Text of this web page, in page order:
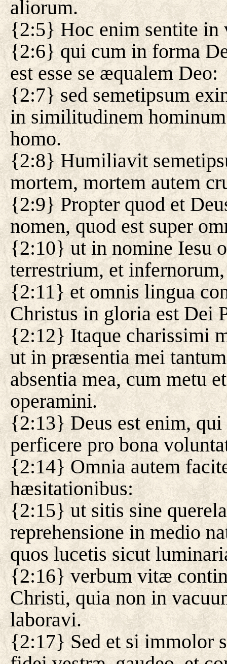
aliorum.
{2:5} Hoc enim sentite in
{2:6} qui cum in forma
est esse se æqualem Deo:
{2:7} sed semetipsum
in similitudinem
homo.
{2:8} Humiliavit
mortem, mortem autem
{2:9} Propter quod et
nomen, quod est super
{2:10} ut in nomine Iesu
terrestrium, et infernorum,
{2:11} et omnis lingua
Christus in gloria est Dei
{2:12} Itaque charissimi
ut in præsentia mei
absentia mea, cum metu
operamini.
{2:13} Deus est enim,
perficere pro bona
{2:14} Omnia autem
hæsitationibus:
{2:15} ut sitis sine
reprehensione in medio
quos lucetis sicut
{2:16} verbum vitæ
Christi, quia non in
laboravi.
{2:17} Sed et si immolor